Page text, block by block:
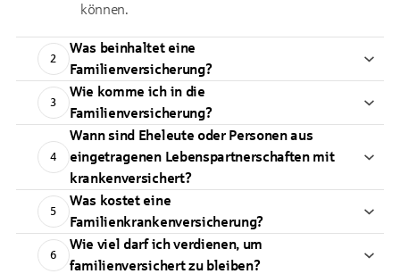
können.
2
Was beinhaltet eine
Familienversicherung?
3
Wie komme ich in die
Familienversicherung?
4
Wann sind Eheleute oder Personen aus
eingetragenen Lebenspartnerschaften mit
krankenversichert?
5
Was kostet eine
Familienkrankenversicherung?
6
Wie viel darf ich verdienen, um
familienversichert zu bleiben?